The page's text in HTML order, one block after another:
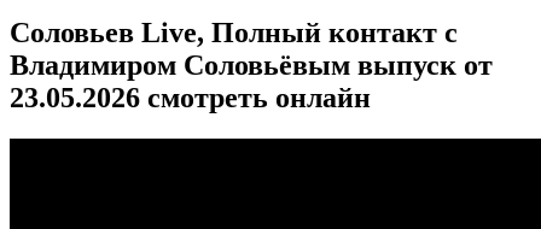
Соловьев Live, Полный контакт с
Владимиром Соловьёвым выпуск от
23.05.2026 смотреть онлайн